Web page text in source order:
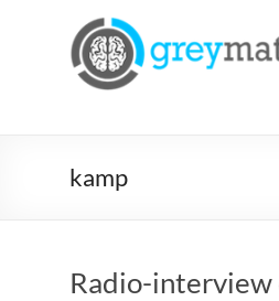
Grey
Matters
Inspiration.
kamp
Radio-